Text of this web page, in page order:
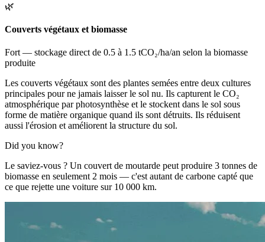
🌿
Couverts végétaux et biomasse
Fort — stockage direct de 0.5 à 1.5 tCO₂/ha/an selon la biomasse
produite
Les couverts végétaux sont des plantes semées entre deux cultures
principales pour ne jamais laisser le sol nu. Ils capturent le CO₂
atmosphérique par photosynthèse et le stockent dans le sol sous
forme de matière organique quand ils sont détruits. Ils réduisent
aussi l'érosion et améliorent la structure du sol.
Did you know?
Le saviez-vous ? Un couvert de moutarde peut produire 3 tonnes de
biomasse en seulement 2 mois — c'est autant de carbone capté que
ce que rejette une voiture sur 10 000 km.